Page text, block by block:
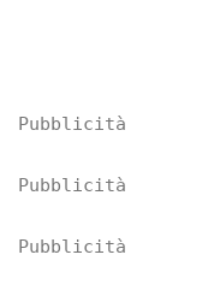
Pubblicità
Pubblicità
Pubblicità